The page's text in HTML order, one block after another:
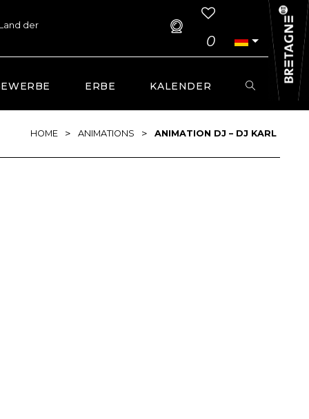
der
0
ERBE KALENDER
HOME > ANIMATIONS > ANIMATION DJ – DJ KARL